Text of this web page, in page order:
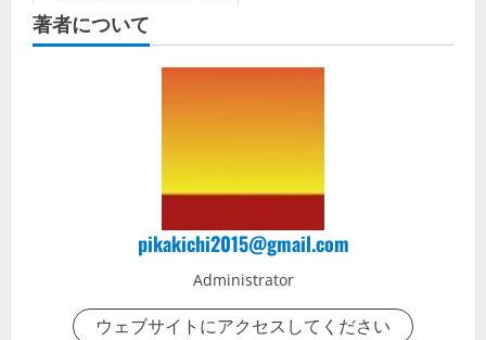
著者について
pikakichi2015@gmail.com
Administrator
ウェブサイトにアクセスしてください